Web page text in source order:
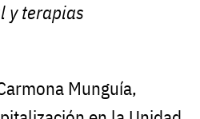
y terapias
Munguía,